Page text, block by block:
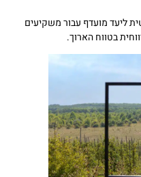
ליעד מועדף עבור משקיעים
בטווח הארוך.